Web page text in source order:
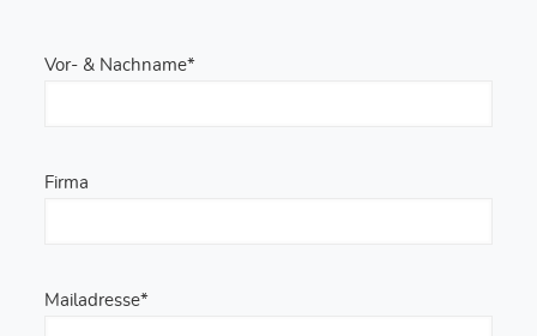
Vor- & Nachname*
Firma
Mailadresse*